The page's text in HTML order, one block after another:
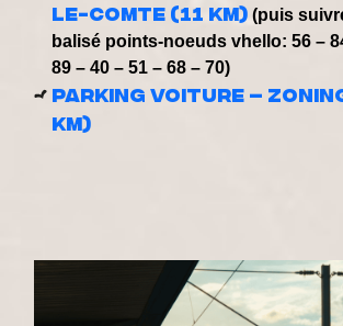
le-Comte (11 km)(puis
balisé points-noeuds vhello: 56 –
89 – 40 – 51 – 68 – 70)
Parking voiture –
km)